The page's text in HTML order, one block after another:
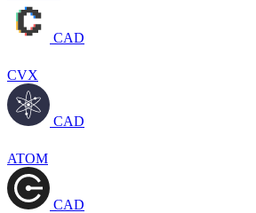
CAD
CVX
CAD
ATOM
CAD